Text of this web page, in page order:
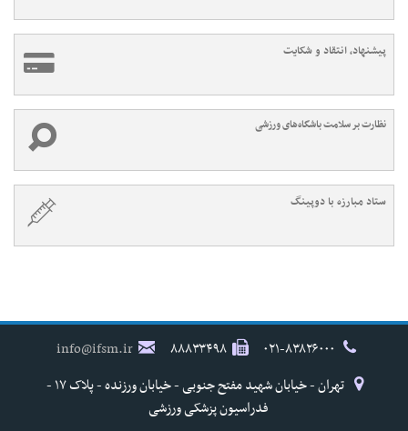
پیشنهاد، انتقاد و شکایت
نظارت بر سلامت باشگاه‌های ورزشی
ستاد مبارزه با دوپینگ
۸۸۸۳۳۴۹۸
info@ifsm.ir
تهران - خیابان شهید مفتح جنوبی - خیابان ورزنده - پلاک ۱۷ -
فدراسیون پزشکی ورزشی